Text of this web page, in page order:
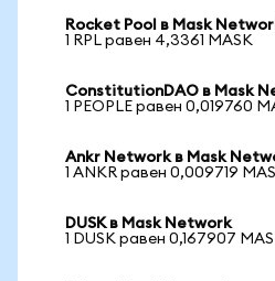
Rocket Pool в Mask
1 RPL равен 4,3361 MASK
ConstitutionDAO в Mask
1 PEOPLE равен 0,019760
Ankr Network в Mask
1 ANKR равен 0,009719
DUSK в Mask Network
1 DUSK равен 0,167907